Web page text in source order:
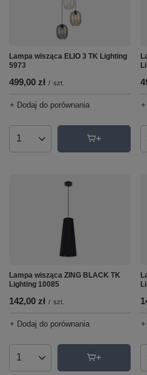
Lampa wisząca ELIO 3 TK Lighting
5973
499,00 zł / szt.
+ Dodaj do porównania
Ilość produktów
+
Lampa wisząca ZING BLACK TK
Lighting 10085
142,00 zł / szt.
+ Dodaj do porównania
Ilość produktów
+